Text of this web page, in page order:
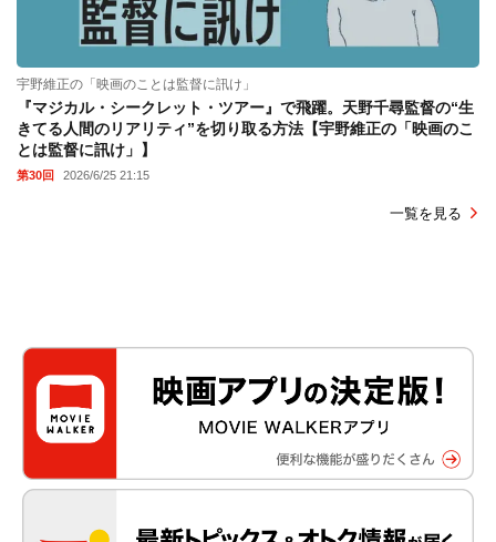
宇野維正の「映画のことは監督に訊け」
『マジカル・シークレット・ツアー』で飛躍。天野千尋監督の“生
きてる人間のリアリティ”を切り取る方法【宇野維正の「映画のこ
とは監督に訊け」】
第30回 2026/6/25 21:15
一覧を見る